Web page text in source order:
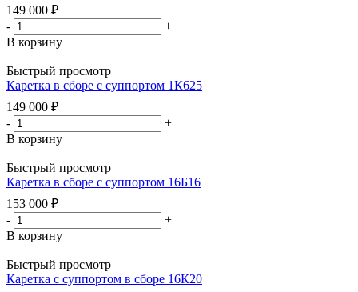
149 000 ₽
-
+
В корзину
Быстрый просмотр
Каретка в сборе с суппортом 1К625
149 000 ₽
-
+
В корзину
Быстрый просмотр
Каретка в сборе с суппортом 16Б16
153 000 ₽
-
+
В корзину
Быстрый просмотр
Каретка с суппортом в сборе 16К20